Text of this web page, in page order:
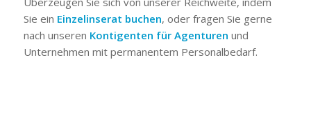
Sie ein Einzelinserat buchen, oder fragen Sie gerne
nach unseren Kontigenten für Agenturen und
Unternehmen mit permanentem Personalbedarf.